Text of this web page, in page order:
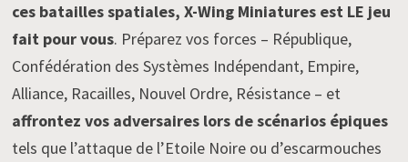
ces batailles spatiales, X-Wing Miniatures est LE jeu
fait pour vous. Préparez vos forces – République,
Confédération des Systèmes Indépendant, Empire,
Alliance, Racailles, Nouvel Ordre, Résistance – et
affrontez vos adversaires lors de scénarios épiques
tels que l’attaque de l’Etoile Noire ou d’escarmouches